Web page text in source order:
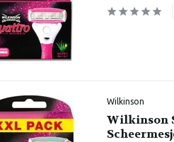
Wilkinson
Wilkinson